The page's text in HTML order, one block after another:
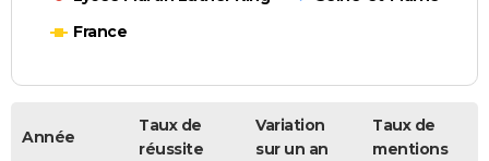
France
Année
Taux de
réussite
Variation
sur un an
Taux de
mentions